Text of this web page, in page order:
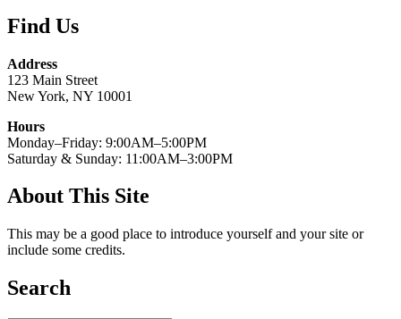
Find Us
Address
123 Main Street
New York, NY 10001
Hours
Monday–Friday: 9:00AM–5:00PM
Saturday & Sunday: 11:00AM–3:00PM
About This Site
This may be a good place to introduce yourself and your site or
include some credits.
Search